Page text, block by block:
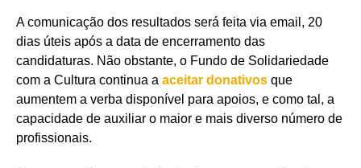
A comunicação dos resultados será feita via email, 20
dias úteis após a data de encerramento das
candidaturas. Não obstante, o Fundo de Solidariedade
com a Cultura continua a aceitar donativos que
aumentem a verba disponível para apoios, e como tal, a
capacidade de auxiliar o maior e mais diverso número de
profissionais.